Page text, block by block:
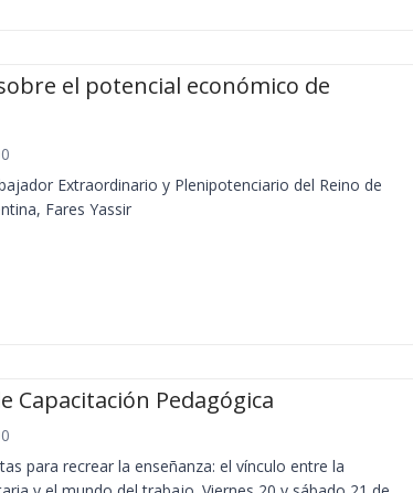
el potencial económico de
Extraordinario y Plenipotenciario del Reino de
Fares Yassir
Capacitación Pedagógica
para recrear la enseñanza: el vínculo entre la